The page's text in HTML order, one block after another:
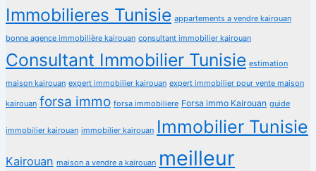
Immobilieres Tunisie appartements a vendre kairouan
bonne agence immobilière kairouan consultant immobilier kairouan
Consultant Immobilier Tunisie estimation
maison kairouan expert immobilier kairouan expert immobilier pour vente maison
kairouan forsa immo forsa immobiliere Forsa immo Kairouan guide
immobilier kairouan immobilier kairouan Immobilier Tunisie
Kairouan maison a vendre a kairouan meilleur